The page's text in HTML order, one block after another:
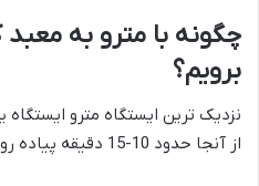
چگونه با مترو به
برویم؟
از آنجا حدود 10-15 دقیقه پیاده روی دارد.